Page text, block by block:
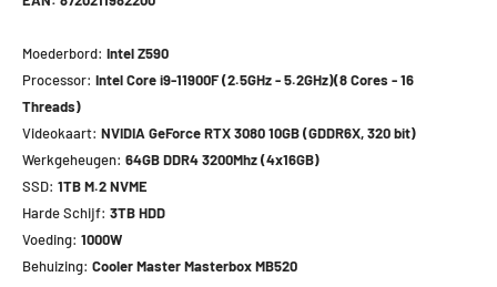
Moederbord: Intel Z590
Processor: Intel Core i9-11900F (2.5GHz - 5.2GHz)(8 Cores - 16
Threads)
Videokaart: NVIDIA GeForce RTX 3080 10GB (GDDR6X, 320 bit)
Werkgeheugen: 64GB DDR4 3200Mhz (4x16GB)
SSD: 1TB M.2 NVME
Harde Schijf: 3TB HDD
Voeding: 1000W
Behuizing: Cooler Master Masterbox MB520